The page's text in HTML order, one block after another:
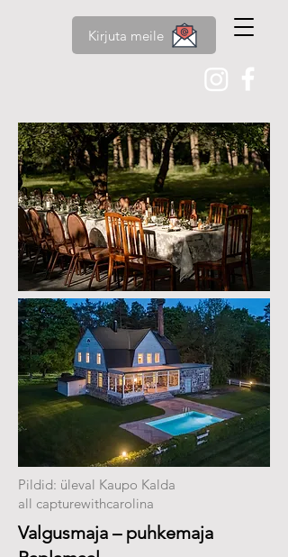
Kirjuta meile
Pildid: üleval Kaupo Kalda
all capturewithcarolina
Valgusmaja – puhkemaja